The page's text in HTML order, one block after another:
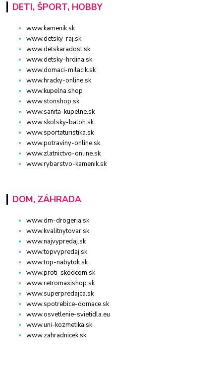
DETI, ŠPORT, HOBBY
www.kamenik.sk
www.detsky-raj.sk
www.detskaradost.sk
www.detsky-hrdina.sk
www.domaci-milacik.sk
www.hracky-online.sk
www.kupelna.shop
www.stonshop.sk
www.sanita-kupelne.sk
www.skolsky-batoh.sk
www.sportaturistika.sk
www.potraviny-online.sk
www.zlatnictvo-online.sk
www.rybarstvo-kamenik.sk
DOM, ZÁHRADA
www.dm-drogeria.sk
www.kvalitnytovar.sk
www.najvypredaj.sk
www.topvypredaj.sk
www.top-nabytok.sk
www.proti-skodcom.sk
www.retromaxishop.sk
www.superpredajca.sk
www.spotrebice-domace.sk
www.osvetlenie-svietidla.eu
www.uni-kozmetika.sk
www.zahradnicek.sk